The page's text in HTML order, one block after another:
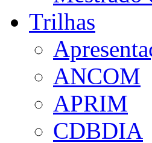
Trilhas
ANCOM
APRIM
CDBDIA